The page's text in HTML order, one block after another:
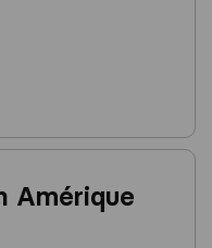
Amérique